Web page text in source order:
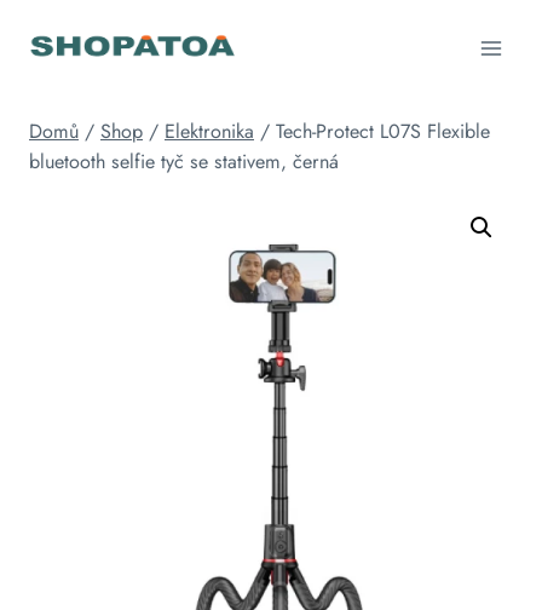
Domů / Shop / Elektronika / Tech-Protect L07S Flexible
bluetooth selfie tyč se stativem, černá